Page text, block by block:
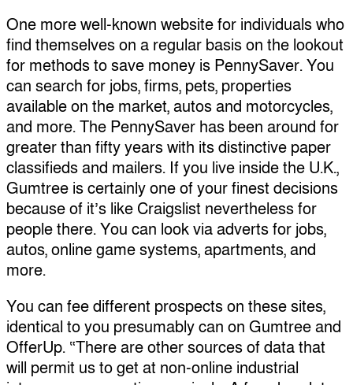
One more well-known website for individuals who
find themselves on a regular basis on the lookout
for methods to save money is PennySaver. You
can search for jobs, firms, pets, properties
available on the market, autos and motorcycles,
and more. The PennySaver has been around for
greater than fifty years with its distinctive paper
classifieds and mailers. If you live inside the U.K.,
Gumtree is certainly one of your finest decisions
because of it’s like Craigslist nevertheless for
people there. You can look via adverts for jobs,
autos, online game systems, apartments, and
more.
You can fee different prospects on these sites,
identical to you presumably can on Gumtree and
OfferUp. “There are other sources of data that
will permit us to get at non-online industrial